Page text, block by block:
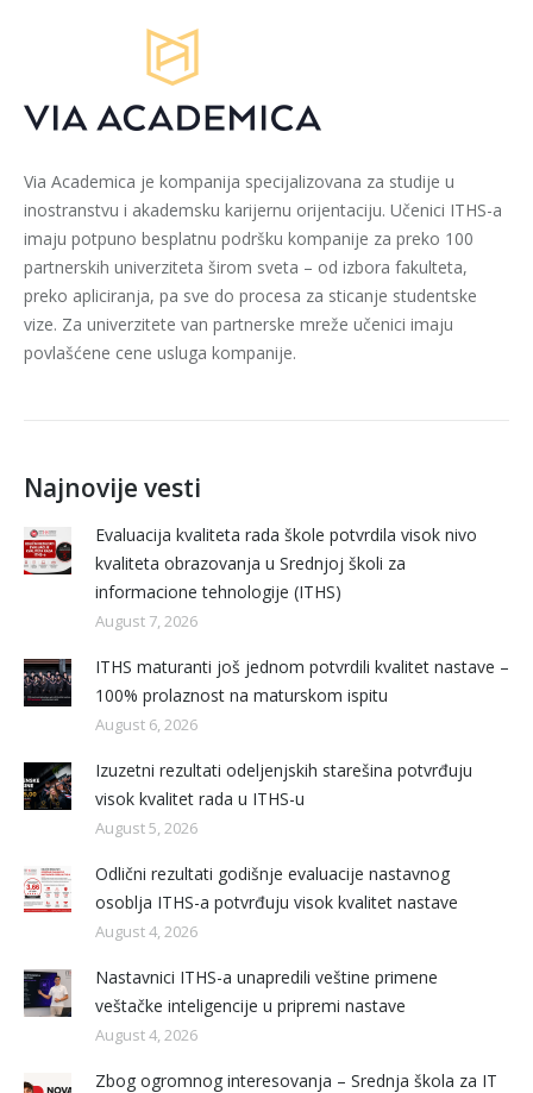
Via Academica je kompanija specijalizovana za studije u
inostranstvu i akademsku karijernu orijentaciju. Učenici ITHS-a
imaju potpuno besplatnu podršku kompanije za preko 100
partnerskih univerziteta širom sveta – od izbora fakulteta,
preko apliciranja, pa sve do procesa za sticanje studentske
vize. Za univerzitete van partnerske mreže učenici imaju
povlašćene cene usluga kompanije.
Najnovije vesti
Evaluacija kvaliteta rada škole potvrdila visok nivo
kvaliteta obrazovanja u Srednjoj školi za
informacione tehnologije (ITHS)
August 7, 2026
ITHS maturanti još jednom potvrdili kvalitet nastave –
100% prolaznost na maturskom ispitu
August 6, 2026
Izuzetni rezultati odeljenjskih starešina potvrđuju
visok kvalitet rada u ITHS-u
August 5, 2026
Odlični rezultati godišnje evaluacije nastavnog
osoblja ITHS-a potvrđuju visok kvalitet nastave
August 4, 2026
Nastavnici ITHS-a unapredili veštine primene
veštačke inteligencije u pripremi nastave
August 4, 2026
Zbog ogromnog interesovanja – Srednja škola za IT